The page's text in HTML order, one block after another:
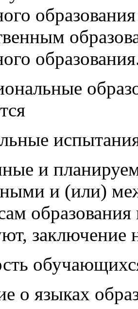
образования
и
и (или)
заключение
о языках